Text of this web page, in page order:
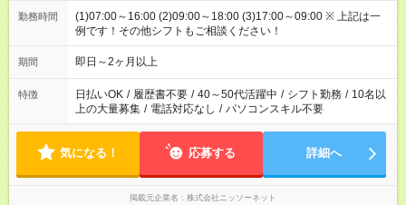
勤務時間
(1)07:00～16:00 (2)09:00～18:00 (3)17:00～09:00 ※ 上記は一
例です！その他シフトもご相談ください！
期間 即日～2ヶ月以上
特徴 日払いOK / 履歴書不要 / 40～50代活躍中 / シフト勤務 / 10名以
上の大量募集 / 電話対応なし / パソコンスキル不要
気になる！ 応募する 詳細へ
掲載元企業名 株式会社ニッソーネット